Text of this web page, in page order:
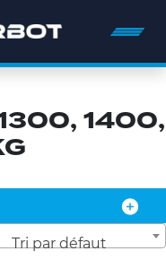
1400,
Tri par défaut